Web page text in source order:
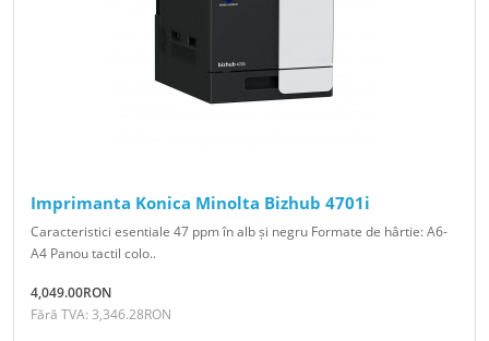
Imprimanta Konica Minolta Bizhub 4701i
Caracteristici esentiale 47 ppm în alb și negru Formate de hârtie: A6-
A4 Panou tactil colo..
4,049.00RON
Fără TVA: 3,346.28RON